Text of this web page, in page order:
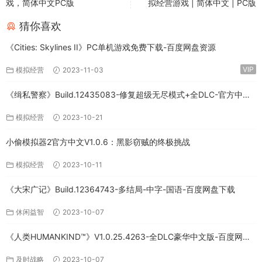
戏，简体中文PC版 拟经营游戏 | 简体中文 | PC版
猜你喜欢
《Cities: Skylines II》PC单机游戏免费下载-百度网盘资源
模拟经营 2023-11-03 VIP
《缉私警察》Build.12435083-修复超级无尽模式+全DLC-官方中文-
模拟经营 2023-10-21
小偷模拟器2官方中文V1.0.6：黑影窃贼的终极挑战
模拟经营 2023-10-11
《大宋广记》Build.12364743-多结局-中字-国语-百度网盘下载
休闲益智 2023-10-07
《人类HUMANKIND™》V1.0.25.4263-全DLC豪华中文版-百度网盘
及时战略 2023-10-07